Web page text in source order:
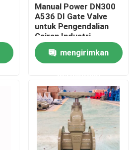
Manual Power DN300
A536 DI Gate Valve
untuk Pengendalian
Cairan Industri
mengirimkan